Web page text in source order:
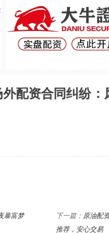
配资合同纠纷
暴富梦
下一篇： 原油配
推荐，安心交易